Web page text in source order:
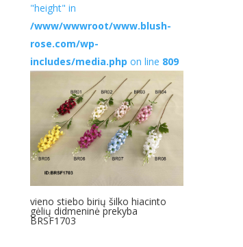
"height" in
/www/wwwroot/www.blush-
rose.com/wp-
includes/media.php on line 809
vieno stiebo birių šilko hiacinto
gėlių didmeninė prekyba
BRSF1703